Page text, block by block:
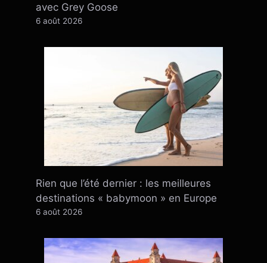
avec Grey Goose
6 août 2026
Rien que l’été dernier : ​​les meilleures
destinations « babymoon » en Europe
6 août 2026